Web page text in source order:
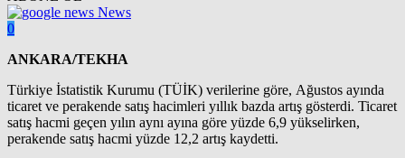
News
0
ANKARA/TEKHA
Türkiye İstatistik Kurumu (TÜİK) verilerine göre, Ağustos ayında
ticaret ve perakende satış hacimleri yıllık bazda artış gösterdi. Ticaret
satış hacmi geçen yılın aynı ayına göre yüzde 6,9 yükselirken,
perakende satış hacmi yüzde 12,2 artış kaydetti.